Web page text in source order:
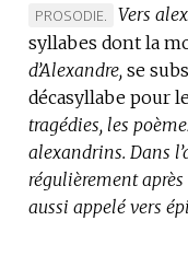
MARQUE
DE
DOMAINE
:
PROSODIE. Vers
syllabes dont la
d’Alexandre, se
décasyllabe pour
tragédies, les
alexandrins. Dans
régulièrement
aussi appelé vers